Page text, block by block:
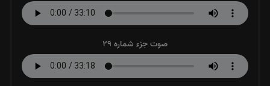
صوت جزء شماره 29